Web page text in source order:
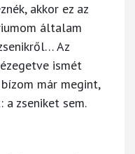
akkor ez az
általam
Az
ismét
már megint,
zseniket sem.